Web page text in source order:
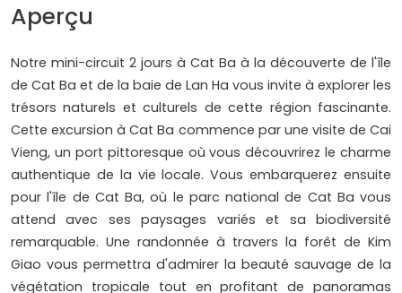
Aperçu
Notre mini-circuit 2 jours à Cat Ba à la découverte de l'île
de Cat Ba et de la baie de Lan Ha vous invite à explorer les
trésors naturels et culturels de cette région fascinante.
Cette excursion à Cat Ba commence par une visite de Cai
Vieng, un port pittoresque où vous découvrirez le charme
authentique de la vie locale. Vous embarquerez ensuite
pour l'île de Cat Ba, où le parc national de Cat Ba vous
attend avec ses paysages variés et sa biodiversité
remarquable. Une randonnée à travers la forêt de Kim
Giao vous permettra d'admirer la beauté sauvage de la
végétation tropicale tout en profitant de panoramas